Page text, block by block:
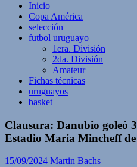
Inicio
Copa América
selección
futbol uruguayo
1era. División
2da. División
Amateur
Fichas técnicas
uruguayos
basket
Clausura: Danubio goleó
Estadio María Mincheff
15/09/2024 Martin Bachs